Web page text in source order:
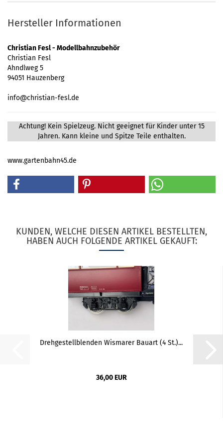
Hersteller Informationen
Christian Fesl - Modellbahnzubehör
Christian Fesl
Ahndlweg 5
94051 Hauzenberg
info@christian-fesl.de
Achtung! Kein Spielzeug. Nicht geeignet für Kinder unter 15
Jahren. Kann kleine und Spitze Teile enthalten.
www.gartenbahn45.de
KUNDEN, WELCHE DIESEN ARTIKEL BESTELLTEN,
HABEN AUCH FOLGENDE ARTIKEL GEKAUFT:
Drehgestellblenden Wismarer Bauart (4 St.)...
36,00 EUR